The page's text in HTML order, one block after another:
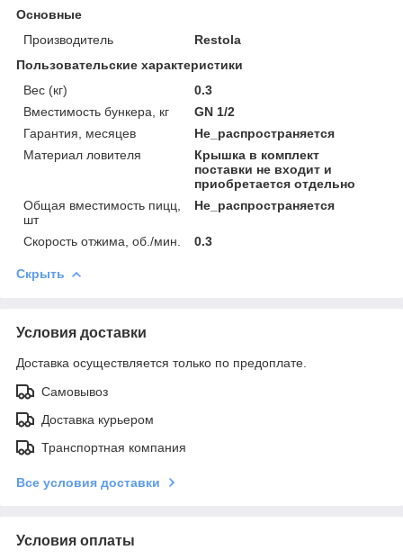
Основные
Производитель
Restola
Пользовательские характеристики
Вес (кг)
0.3
Вместимость бункера, кг
GN 1/2
Гарантия, месяцев
Не_распространяется
Материал ловителя
Крышка в комплект
поставки не входит и
приобретается отдельно
Общая вместимость пицц,
шт
Не_распространяется
Скорость отжима, об./мин. 0.3
Скрыть
Условия доставки
Доставка осуществляется только по предоплате.
Самовывоз
Доставка курьером
Транспортная компания
Все условия доставки
Условия оплаты